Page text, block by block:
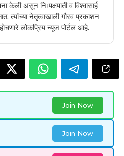
केली असून निःपक्षपाती व विश्वासार्ह
त्यांच्या नेतृत्वाखाली गौरव प्रकाशन
लोकप्रिय न्यूज पोर्टल आहे.
Join Now
Join Now